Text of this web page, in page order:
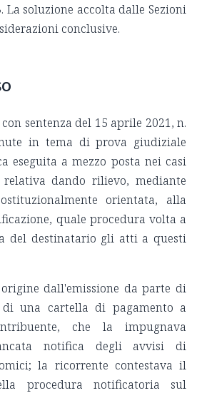
La soluzione accolta dalle Sezioni
conclusive.
sentenza del 15 aprile 2021, n.
in tema di prova giudiziale
eseguita a mezzo posta nei casi
dando rilievo, mediante
orientata, alla
quale procedura volta a
del destinatario gli atti a questi
dall'emissione da parte di
di una cartella di pagamento a
che la impugnava
notifica degli avvisi di
la ricorrente contestava il
procedura notificatoria sul